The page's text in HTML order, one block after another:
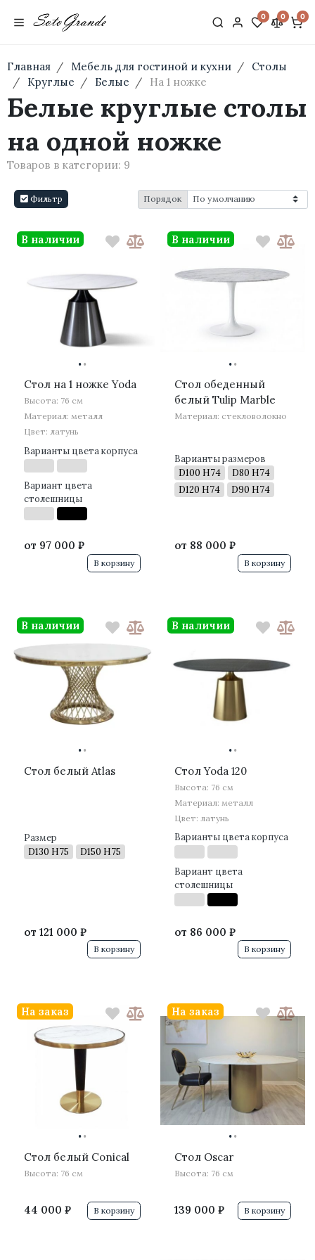
0 0 0
Главная Мебель для гостиной и кухни
Столы
Круглые
Белые На 1 ножке
Белые круглые столы
на одной ножке
Товаров в категории: 9
Фильтр Порядок
··
Стол на 1 ножке Yoda
Высота: 76 см
Материал: металл
Цвет: латунь
Варианты цвета корпуса
Вариант цвета
столешницы
от 97 000 ₽
В наличии
В корзину
··
Стол обеденный
белый Tulip Marble
Материал: стекловолокно
Варианты размеров
D100 H74
D80 H74
D120 H74
D90 H74
от 88 000 ₽
В наличии
В корзину
··
Стол белый Atlas
Размер
D130 H75
D150 H75
от 121 000 ₽
В наличии
В корзину
··
Стол Yoda 120
Высота: 76 см
Материал: металл
Цвет: латунь
Варианты цвета корпуса
Вариант цвета
столешницы
от 86 000 ₽
В наличии
В корзину
··
Стол белый Conical
Высота: 76 см
44 000 ₽
На заказ
В корзину
··
Стол Oscar
Высота: 76 см
139 000 ₽
На заказ
В корзину